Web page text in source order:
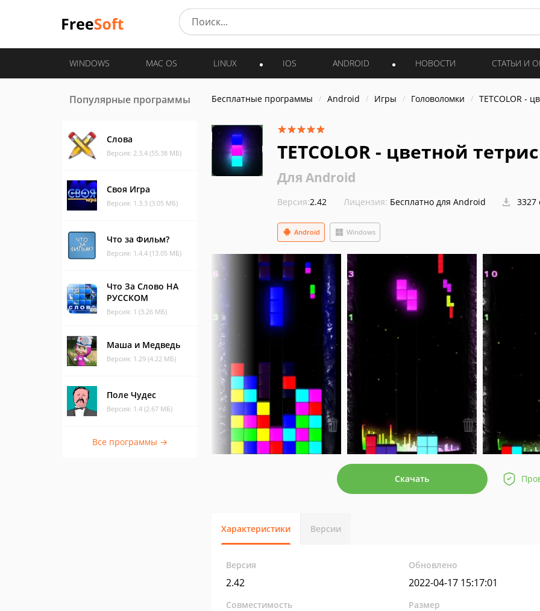
WINDOWS MAC OS LINUX IOS ANDROID НОВОСТИ СТАТЬИ И
Популярные программы
Слова
Версия: 2.3.4 (55.38 МБ)
Своя Игра
Версия: 1.3.3 (3.05 МБ)
Что за Фильм?
Версия: 1.4.4 (13.05 МБ)
Что За Слово НА
РУССКОМ
Версия: 1 (3.26 МБ)
Маша и Медведь
Версия: 1.29 (4.22 МБ)
Поле Чудес
Версия: 1.4 (2.67 МБ)
Все программы →
Бесплатные программы Android Игры Головоломки TETCOLOR -
TETCOLOR - цветной тетрис
Для Android
Версия:2.42 Лицензия: Бесплатно для Android 3327
Android Windows
Скачать
Характеристики Версии
Версия
2.42
Обновлено
2022-04-17 15:17:01
Совместимость Размер